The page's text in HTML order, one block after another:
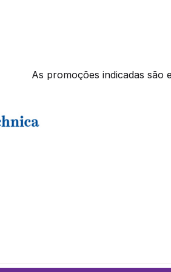
As promoções indicadas são